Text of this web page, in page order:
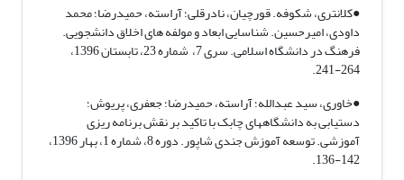
●کلانتری، شکوفه. قورچیان، نادرقلی؛ آراسته، حمیدرضا؛ محمد
داودی، امیرحسین. شناسایی ابعاد و مولفه های اخلاق دانشجویی.
فرهنگ در دانشگاه اسلامی. سری 7، شماره 23، تابستان 1396،
264-241.
●خاوری، سید عبدالله؛ آراسته، حمیدرضا؛ جعفری، پریوش؛
دستیابی به دانشگاههای چابک با تاکید بر نقش برنامه ریزی
آموزشی. توسعه آموزش جندی شاپور. دوره 8، شماره 1، بهار 1396،
142-136.